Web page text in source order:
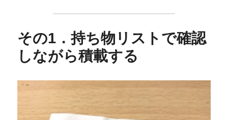
その1．持ち物リストで確認
しながら積載する